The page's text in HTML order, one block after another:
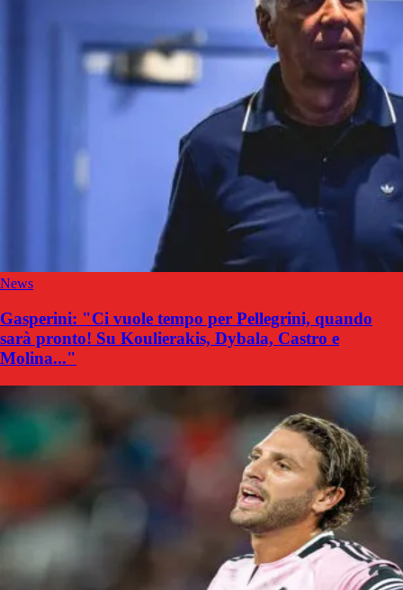
News
Gasperini: "Ci vuole tempo per Pellegrini, quando
sarà pronto! Su Koulierakis, Dybala, Castro e
Molina..."